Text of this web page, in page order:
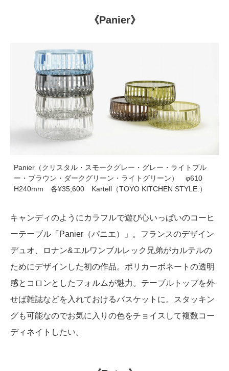
《Panier》
Panier（クリスタル・スモークグレー・グレー・ライトブル
ー・ブラウン・ダークグリーン・ライトグリーン） φ610
H240mm 各¥35,600 Kartell（TOYO KITCHEN STYLE.）
キャンディのようにカラフルで遊び心いっぱいのコーヒ
ーテーブル「Panier（パニエ）」。フランスのデザイン
デュオ、ロナン&エルワンブルレック兄弟がカルテルの
ためにデザインした初の作品。ポリカーボネートの透明
感とコロンとしたフォルムが魅力。テーブルトップを外
せば雑誌などを入れておけるバスケットに。スタッキン
グも可能なのでお気に入りの色をチョイスして複数コー
ディネイトしたい。